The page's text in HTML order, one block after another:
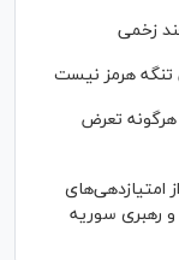
تنگه هرمز نیست
هرگونه تعرض
امتیازدهی‌های
و رهبری سوریه